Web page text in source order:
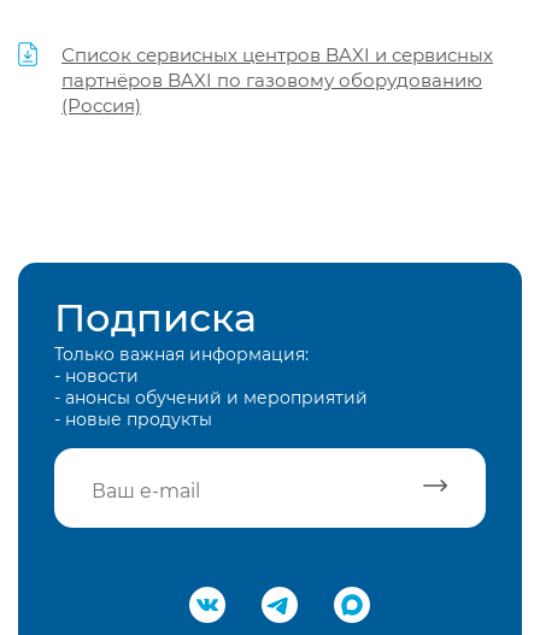
Список сервисных центров BAXI и сервисных
партнёров BAXI по газовому оборудованию
(Россия)
Подписка
Только важная информация:
- новости
- анонсы обучений и мероприятий
- новые продукты